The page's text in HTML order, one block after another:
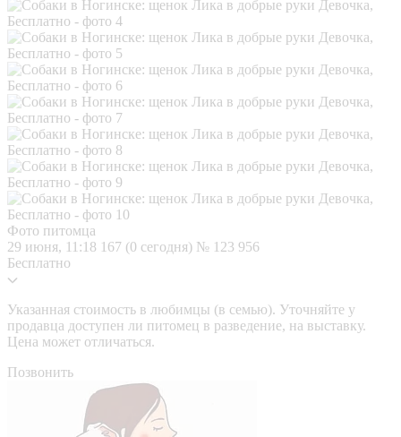
Фото питомца
29 июня, 11:18 167 (0 сегодня) № 123 956
Бесплатно
Указанная стоимость в любимцы (в семью). Уточняйте у
продавца доступен ли питомец в разведение, на выставку.
Цена может отличаться.
Позвонить